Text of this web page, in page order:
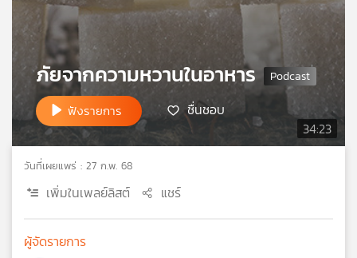
เกี่ยว
กับ
เรา
เครือ
ข่าย
วิทยุ
ไทย
34:23
ภัยจากความหวานในอาหาร
ฟังรายการ ชื่นชอบ
วันที่เผยแพร่ : 27 ก.พ. 68
เพิ่มในเพลย์ลิสต์ แชร์
ผู้จัดรายการ